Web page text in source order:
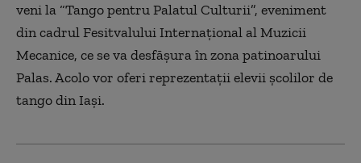
veni la “Tango pentru Palatul Culturii”, eveniment
din cadrul Fesitvalului Internaţional al Muzicii
Mecanice, ce se va desfăşura în zona patinoarului
Palas. Acolo vor oferi reprezentaţii elevii şcolilor de
tango din Iaşi.